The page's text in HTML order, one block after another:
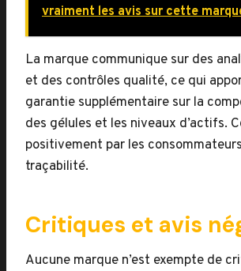
vraiment les avis sur cette
La marque communique sur des
et des contrôles qualité, ce qui
garantie supplémentaire sur la
des gélules et les niveaux d’actifs.
positivement par les
traçabilité.
Critiques et avis
Aucune marque n’est exempte de